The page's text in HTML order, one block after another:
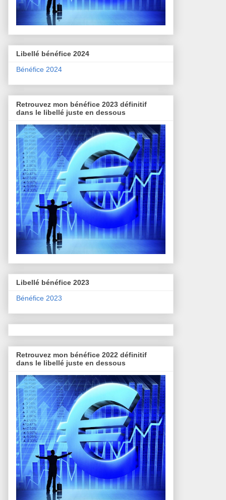
Libellé bénéfice 2024
Bénéfice 2024
Retrouvez mon bénéfice 2023 définitif
dans le libellé juste en dessous
Libellé bénéfice 2023
Bénéfice 2023
Retrouvez mon bénéfice 2022 définitif
dans le libellé juste en dessous